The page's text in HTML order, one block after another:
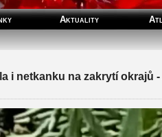
Aktuality
i netkanku na zakrytí okrajů